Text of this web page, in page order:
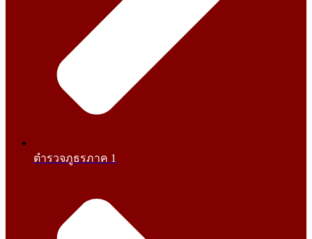
ตำรวจภูธรภาค 1